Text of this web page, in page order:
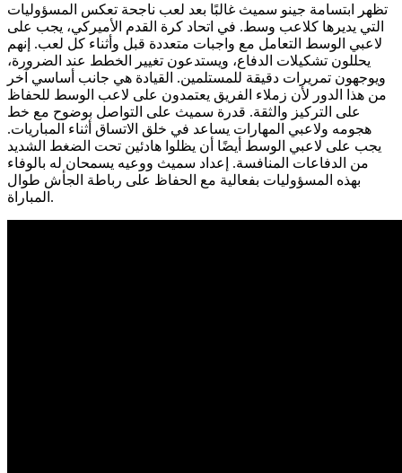
تظهر ابتسامة جينو سميث غالبًا بعد لعب ناجحة تعكس المسؤوليات
التي يديرها كلاعب وسط. في اتحاد كرة القدم الأميركي، يجب على
لاعبي الوسط التعامل مع واجبات متعددة قبل وأثناء كل لعب. إنهم
يحللون تشكيلات الدفاع، ويستدعون تغيير الخطط عند الضرورة،
ويوجهون تمريرات دقيقة للمستلمين. القيادة هي جانب أساسي آخر
من هذا الدور لأن زملاء الفريق يعتمدون على لاعب الوسط للحفاظ
على التركيز والثقة. قدرة سميث على التواصل بوضوح مع خط
هجومه ولاعبي المهارات يساعد في خلق الاتساق أثناء المباريات.
يجب على لاعبي الوسط أيضًا أن يظلوا هادئين تحت الضغط الشديد
من الدفاعات المنافسة. إعداد سميث ووعيه يسمحان له بالوفاء
بهذه المسؤوليات بفعالية مع الحفاظ على رباطة الجأش طوال
المباراة.